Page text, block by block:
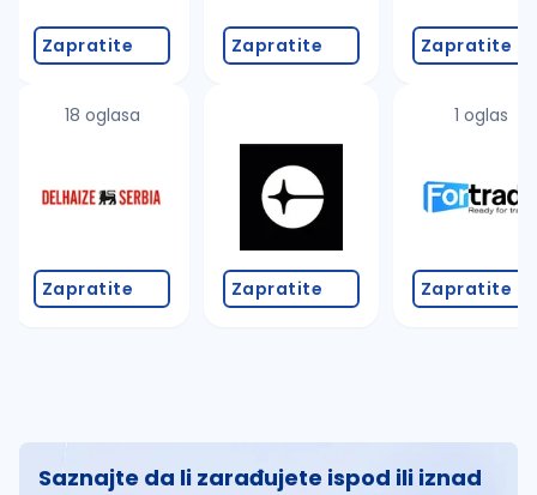
promenite odabrane filtere pretrage
Zapratite
18 oglasa
Zapratite
Zapratite
Zapratite
Zapratite
1 oglas
Zapratite
Saznajte da li zarađujete ispod ili iznad